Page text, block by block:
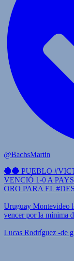
@BachsMartin
🔵🔵 PUEBLO
VENCIÓ 1-0 A
ORO PARA EL
Uruguay Montevideo
vencer por la mínima
Lucas Rodríguez -de